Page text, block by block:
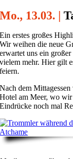
Mo., 13.03. |
Ein erstes großes
Wir weihen die neue
erwartet uns ein
vielem mehr. Hier gilt
feiern.
Nach dem
Hotel am Meer, wo wir
Eindrücke noch mal